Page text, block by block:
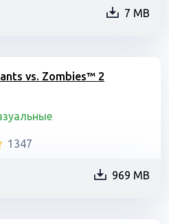
7 MB
vs. Zombies™ 2
1347
969 MB